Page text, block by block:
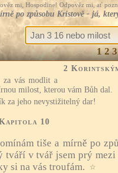
mi, Hospodine! Odpověz mi, ať
po způsobu Kristově - já,
1 2 3
2
za vás modlit a
milost, kterou vám Bůh dal.
za jeho nevystižitelný dar!
10
tiše a mírně po
tváří v tvář jsem prý mezi
si na vás troufám.
☆